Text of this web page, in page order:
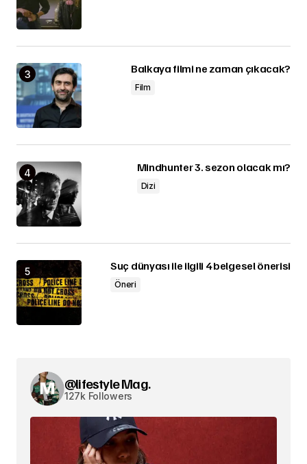
Balkaya filmi ne zaman çıkacak?
Film
Mindhunter 3. sezon olacak mı?
Dizi
Suç dünyası ile ilgili 4 belgesel önerisi
Öneri
@lifestyle Mag.
127k Followers